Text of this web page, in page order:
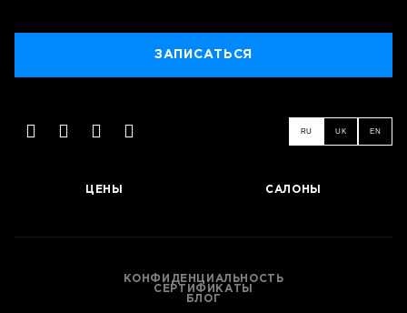
ЗАПИСАТЬСЯ
RU UK EN
ЦЕНЫ САЛОНЫ
КОНФИДЕНЦИАЛЬНОСТЬ
СЕРТИФИКАТЫ
БЛОГ